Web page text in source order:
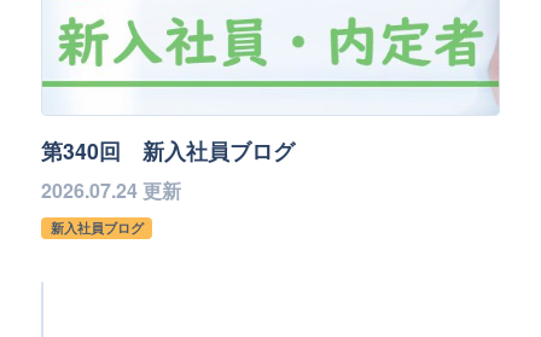
第340回 新入社員ブログ
2026.07.24 更新
新入社員ブログ